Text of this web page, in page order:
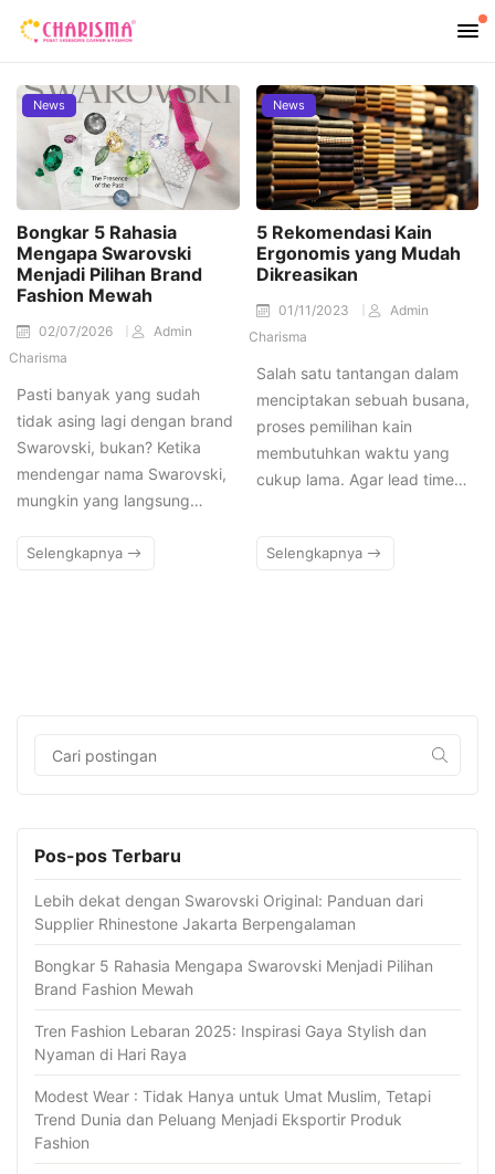
News
Bongkar 5 Rahasia
Mengapa Swarovski
Menjadi Pilihan Brand
Fashion Mewah
02/07/2026
Admin
Charisma
Pasti banyak yang sudah
tidak asing lagi dengan brand
Swarovski, bukan? Ketika
mendengar nama Swarovski,
mungkin yang langsung…
Selengkapnya
News
5 Rekomendasi Kain
Ergonomis yang Mudah
Dikreasikan
01/11/2023
Admin
Charisma
Salah satu tantangan dalam
menciptakan sebuah busana,
proses pemilihan kain
membutuhkan waktu yang
cukup lama. Agar lead time…
Selengkapnya
Pos-pos Terbaru
Lebih dekat dengan Swarovski Original: Panduan dari
Supplier Rhinestone Jakarta Berpengalaman
Bongkar 5 Rahasia Mengapa Swarovski Menjadi Pilihan
Brand Fashion Mewah
Tren Fashion Lebaran 2025: Inspirasi Gaya Stylish dan
Nyaman di Hari Raya
Modest Wear : Tidak Hanya untuk Umat Muslim, Tetapi
Trend Dunia dan Peluang Menjadi Eksportir Produk
Fashion